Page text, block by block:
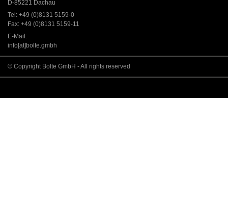
D-85221 Dachau
Tel: +49 (0)8131 5159-0
Fax: +49 (0)8131 5159-11
E-Mail:
info[at]bolte.gmbh
© Copyright Bolte GmbH - All rights reserved